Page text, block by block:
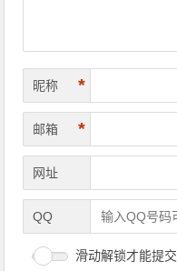
昵称 *
邮箱 *
网址
QQ
滑动解锁才能提交